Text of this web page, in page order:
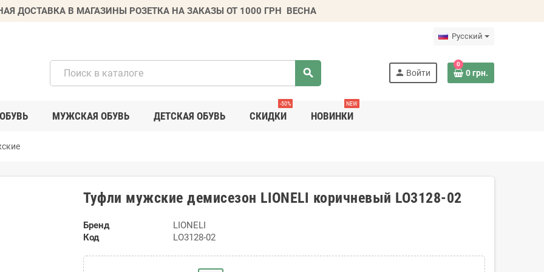
ДОСТАВКА В МАГАЗИНЫ РОЗЕТКА НА ЗАКАЗЫ ОТ 1000 ГРН ВЕСНА
Русский
search person Войти
0
0 грн.
МУЖСКАЯ ОБУВЬ ДЕТСКАЯ ОБУВЬ СКИДКИ
-50%
НОВИНКИ
NEW
Туфли мужские демисезон LIONELI коричневый LO3128-02
Бренд
LIONELI
Код
LO3128-02